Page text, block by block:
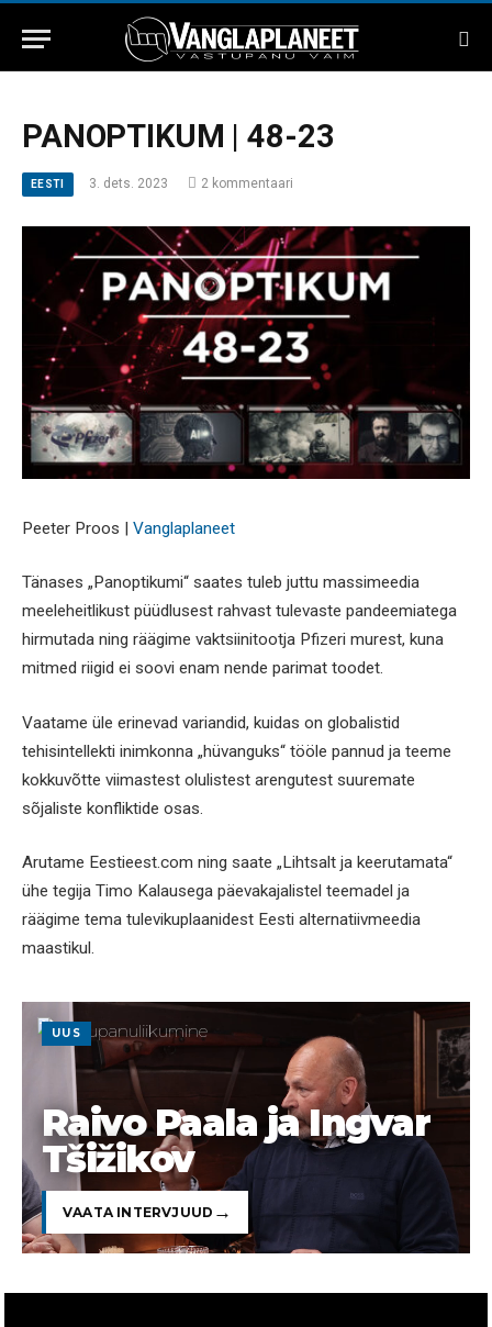
PANOPTIKUM | 48-23
EESTI 3. dets. 2023 2 kommentaari
Peeter Proos | Vanglaplaneet
Tänases „Panoptikumi“ saates tuleb juttu massimeedia
meeleheitlikust püüdlusest rahvast tulevaste pandeemiatega
hirmutada ning räägime vaktsiinitootja Pfizeri murest, kuna
mitmed riigid ei soovi enam nende parimat toodet.
Vaatame üle erinevad variandid, kuidas on globalistid
tehisintellekti inimkonna „hüvanguks“ tööle pannud ja teeme
kokkuvõtte viimastest olulistest arengutest suuremate
sõjaliste konfliktide osas.
Arutame Eestieest.com ning saate „Lihtsalt ja keerutamata“
ühe tegija Timo Kalausega päevakajalistel teemadel ja
räägime tema tulevikuplaanidest Eesti alternatiivmeedia
maastikul.
UUS
Raivo Paala ja Ingvar
Tšižikov
VAATA INTERVJUUD